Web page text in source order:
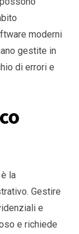
moderni
gestite in
di errori e
la
Gestire
e
e richiede